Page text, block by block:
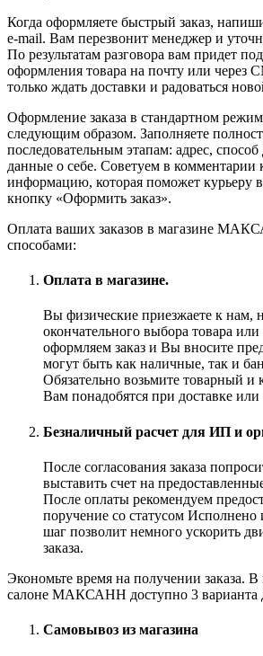
Когда оформляете быстрый заказ,
e-mail. Вам перезвонит менеджер и
По результатам разговора вам придет
оформления товара на почту или через
только ждать доставки и радоваться
Оформление заказа в стандартном
следующим образом. Заполняете
последовательным этапам: адрес,
данные о себе. Советуем в комментарии
информацию, которая поможет курьеру
кнопку «Оформить заказ».
Оплата ваших заказов в магазине
способами:
Оплата в магазине.
Вы физические приезжаете к нам,
окончательного выбора товара
оформляем заказ и Вы вносите
могут быть как наличные, так и
Обязательно возьмите товарный и
Вам понадобятся при доставке или
Безналичный расчет для ИП и
После согласования заказа
выставить счет на
После оплаты рекомендуем
поручение со статусом
шаг позволит немного ускорить
заказа.
Экономьте время на получении заказа. В
салоне МАКСАНН доступно 3 варианта
Самовывоз из магазина